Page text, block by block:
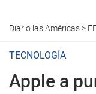
Diario las Américas>
TECNOLOGÍA
Apple a